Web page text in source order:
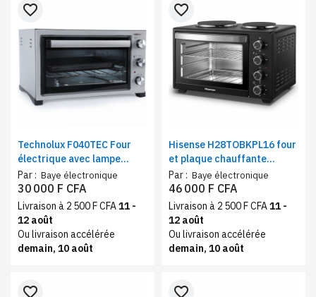
Technolux F040TEC Four
électrique avec lampe
intérieure, Puissance 1420
W, Acier inox
Par : Baye électronique
favorite_border
30 000 F CFA
Livraison à 2 500 F CFA11 -
12 août
Ou livraison accélérée
demain, 10 août
Hisense H28TOBKPL16 four
et plaque chauffante
électrique, 28 l, noir, 2600
W, minuterie
Par : Baye électronique
favorite_border
46 000 F CFA
Livraison à 2 500 F CFA11 -
12 août
Ou livraison accélérée
demain, 10 août
favorite_border favorite_border